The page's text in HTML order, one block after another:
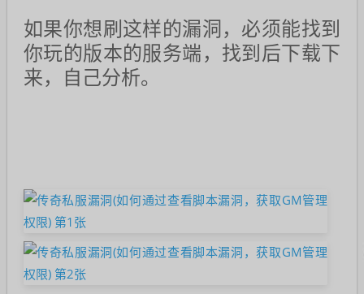
如果你想刷这样的漏洞，必须能找到
你玩的版本的服务端，找到后下载下
来，自己分析。